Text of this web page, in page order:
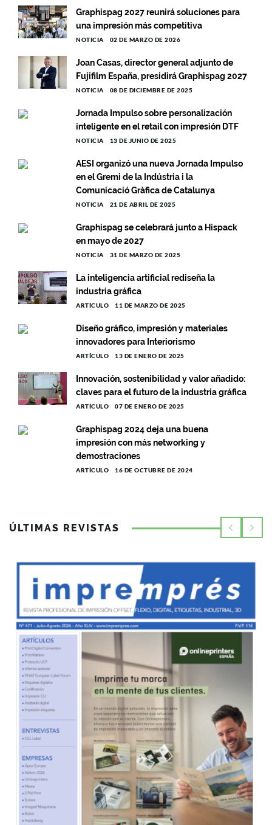
Graphispag 2027 reunirá soluciones para
una impresión más competitiva
NOTICIA 02 DE MARZO DE 2026
Joan Casas, director general adjunto de
Fujifilm España, presidirá Graphispag 2027
NOTICIA 08 DE DICIEMBRE DE 2025
Jornada Impulso sobre personalización
inteligente en el retail con impresión DTF
NOTICIA 13 DE JUNIO DE 2025
AESI organizó una nueva Jornada Impulso
en el Gremi de la Indústria i la
Comunicació Gràfica de Catalunya
NOTICIA 21 DE ABRIL DE 2025
Graphispag se celebrará junto a Hispack
en mayo de 2027
NOTICIA 31 DE MARZO DE 2025
La inteligencia artificial rediseña la
industria gráfica
ARTÍCULO 11 DE MARZO DE 2025
Diseño gráfico, impresión y materiales
innovadores para Interiorismo
ARTÍCULO 13 DE ENERO DE 2025
Innovación, sostenibilidad y valor añadido:
claves para el futuro de la industria gráfica
ARTÍCULO 07 DE ENERO DE 2025
Graphispag 2024 deja una buena
impresión con más networking y
demostraciones
ARTÍCULO 16 DE OCTUBRE DE 2024
ÚLTIMAS REVISTAS